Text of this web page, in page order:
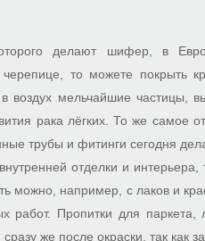
делают шифер, в
черепице, то можете
воздух мельчайшие частицы,
рака лёгких. То же самое
трубы и фитинги сегодня
отделки и
можно, например, с лаков и
работ. Пропитки для паркета,
же после окраски, так как